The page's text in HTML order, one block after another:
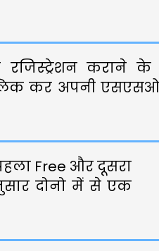
रजिस्ट्रेशन कराने
कर अपनी
Free और दूसरा
दोनो में से एक